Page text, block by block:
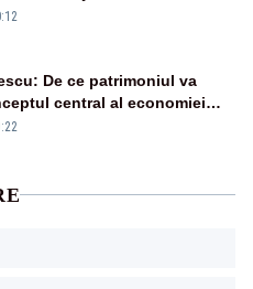
natura, dar nu șținem omaneii
De ce patrimoniul va
central al economiei